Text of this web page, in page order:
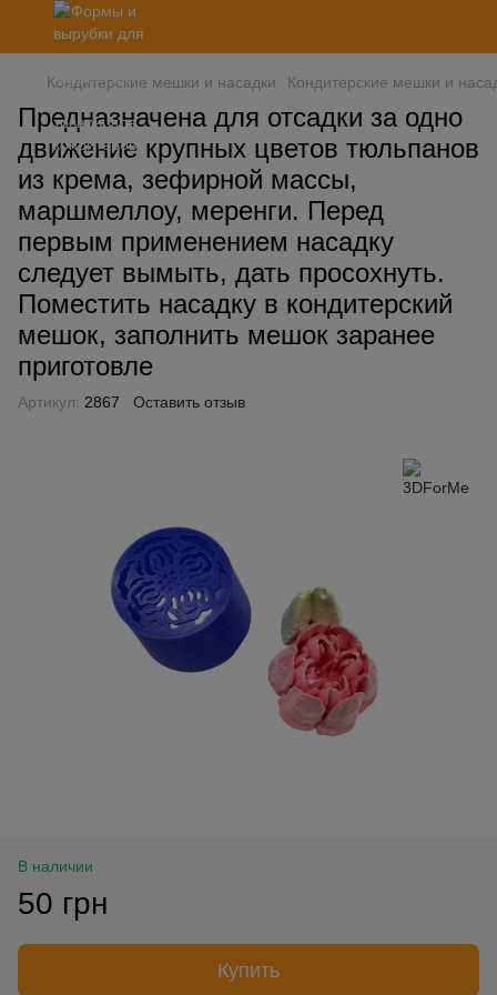
Кондитерские мешки и насадки Кондитерские мешки и
Предназначена для отсадки за одно
движение крупных цветов тюльпанов
из крема, зефирной массы,
маршмеллоу, меренги. Перед
первым применением насадку
следует вымыть, дать просохнуть.
Поместить насадку в кондитерский
мешок, заполнить мешок заранее
приготовле
Артикул: 2867 Оставить отзыв
В наличии
50 грн
Купить